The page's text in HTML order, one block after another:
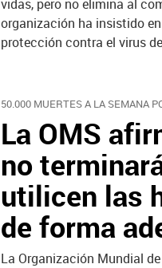
vidas, pero no elimina al
organización ha insistido
protección contra el virus
50.000 MUERTES A LA SEMANA
La OMS
no
utilicen las
de forma
La Organización Mundial